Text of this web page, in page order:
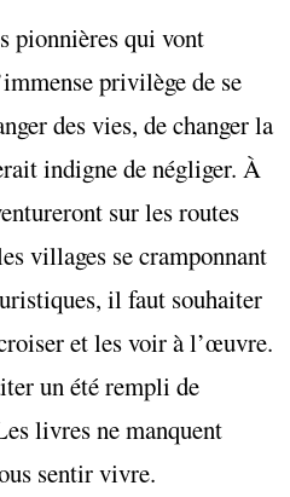
pionnières qui vont
privilège de se
des vies, de changer la
indigne de négliger. À
sur les routes
villages se cramponnant
il faut souhaiter
et les voir à l’œuvre.
un été rempli de
livres ne manquent
sentir vivre.